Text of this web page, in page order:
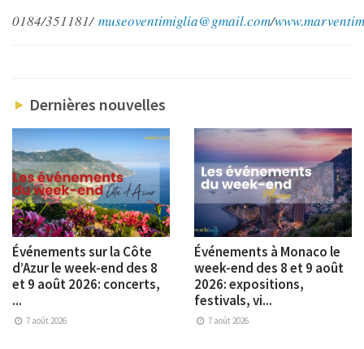
0184/351181/museoventimiglia@gmail.com/
Dernières nouvelles
Événements sur la Côte
d’Azur le week-end des 8
et 9 août 2026: concerts,
...
7 août 2026
Événements à Monaco le
week-end des 8 et 9 août
2026: expositions,
festivals, vi...
7 août 2026